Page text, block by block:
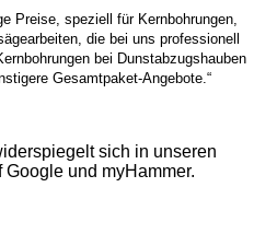
Preise, speziell für Kernbohrungen,
die bei uns professionell
bei Dunstabzugshauben
Gesamtpaket-Angebote.“
sich in unseren
Google und myHammer.